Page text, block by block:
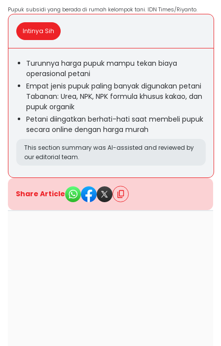
Pupuk subsidi yang berada di rumah kelompok tani. IDN Times/Riyanto.
Intinya Sih
Turunnya harga pupuk mampu tekan biaya
operasional petani
Empat jenis pupuk paling banyak digunakan petani
Tabanan: Urea, NPK, NPK formula khusus kakao, dan
pupuk organik
Petani diingatkan berhati-hati saat membeli pupuk
secara online dengan harga murah
This section summary was AI-assisted and reviewed by
our editorial team.
Share Article